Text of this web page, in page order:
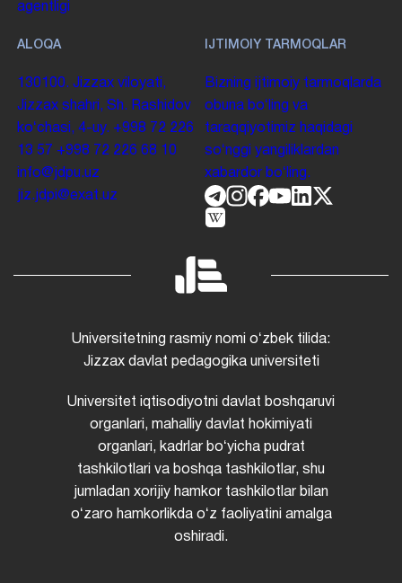
agentligi
ALOQA
130100. Jizzax viloyati,
Jizzax shahri, Sh. Rashidov
koʻchasi, 4-uy. +998 72 226
13 57 +998 72 226 68 10
info@jdpu.uz
jiz.jdpi@exat.uz
IJTIMOIY TARMOQLAR
Bizning ijtimoiy tarmoqlarda
obuna boʻling va
taraqqiyotimiz haqidagi
soʻnggi yangiliklardan
xabardor boʻling.
Universitetning rasmiy nomi oʻzbek tilida:
Jizzax davlat pedagogika universiteti
Universitet iqtisodiyotni davlat boshqaruvi
organlari, mahalliy davlat hokimiyati
organlari, kadrlar boʻyicha pudrat
tashkilotlari va boshqa tashkilotlar, shu
jumladan xorijiy hamkor tashkilotlar bilan
oʻzaro hamkorlikda oʻz faoliyatini amalga
oshiradi.